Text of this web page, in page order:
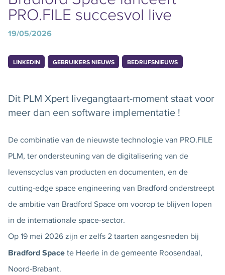
PRO.FILE succesvol live
19/05/2026
LINKEDIN GEBRUIKERS NIEUWS BEDRIJFSNIEUWS
Dit PLM Xpert livegangtaart-moment staat voor
meer dan een software implementatie !
De combinatie van de nieuwste technologie van PRO.FILE
PLM, ter ondersteuning van de digitalisering van de
levenscyclus van producten en documenten, en de
cutting-edge space engineering van Bradford onderstreept
de ambitie van Bradford Space om voorop te blijven lopen
in de internationale space-sector.
Op 19 mei 2026 zijn er zelfs 2 taarten aangesneden bij
Bradford Space te Heerle in de gemeente Roosendaal,
Noord-Brabant.